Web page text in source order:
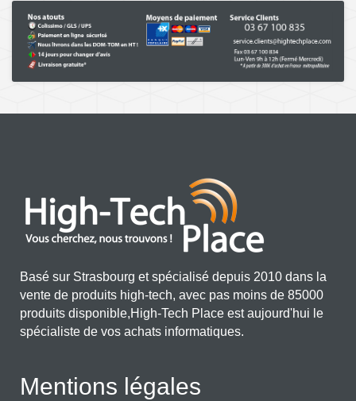
Basé sur Strasbourg et spécialisé depuis 2010 dans la
vente de produits high-tech, avec pas moins de 85000
produits disponible,High-Tech Place est aujourd'hui le
spécialiste de vos achats informatiques.
Mentions légales